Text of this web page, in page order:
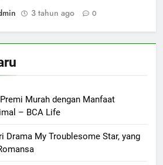
3 tahun ago 0
Murah dengan Manfaat
– BCA Life
Drama My Troublesome Star, yang